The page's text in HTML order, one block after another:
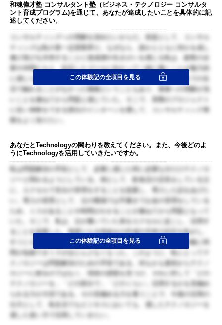
和魂偉才塾 コンサルタント塾（ビジネス・テクノロジー コンサルタ
ント育成プログラム)を通じて、あなたが達成したいことを具体的に記
述してください。
コンサルティングへの理解を深めたいからだ。前提として、コンサル
ティングは私の第一志望業界だ。なぜなら、誰かとともに何かを成し
遂げ喜びを共有することに達成感や生きがいを感じる私は、顧客の企
業や仲間たちと、設定したゴールに向かって一緒に働くことが魅力的
に感じられるからである。しかし、コンサルティングはこれまでの生
活で触れることがなかった職種ということもあり、業務への理解が浅
いことを兼ねてから問題と感じていた。そこで、実際のプロジェクト
に近い体験をできる貴社のインターンを通して、コンサルティング業
この体験記の全項目を見る
あなたとTechnologyの関わりを教えてください。また、今後どのよ
うにTechnologyを活用していきたいですか。
私は問題解決の手段として、必要に感じた時に必要な分だけテクノロ
ジーと関わるようにしている。例として、飲食店の店長をしている父
に、エクセルで支出の管理をすることを提案し、導入した話をあげた
い。導入の背景として、父の職場では手書きでお金の管理をしている
ため、ミスがあることや時間がかかることが兼ねてから問題となって
いた。そこで、私は、父が書いていた表をエクセルに起こし、活用す
ることを提案した。基礎となる枠組みの作成や共有の設定を私がし、
すぐにそのシステムを導入することができた。導入の結果、大幅に時
間が短縮できミスがほとんどなくなった。このように、私にとってテ
クノロジーは問題解決のための手段である。何もかも最初からテクノ
テクノロジーを」「どの部分で」「どのくらい」活用するかを見極め
られる力が大切である。その見極める力を養うことで、今後の活用の
この体験記の全項目を見る